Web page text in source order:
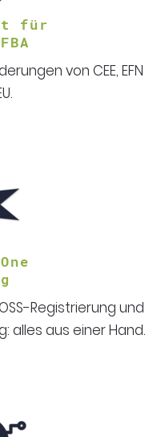
für
von CEE, EFN
Registrierung und
alles aus einer Hand.